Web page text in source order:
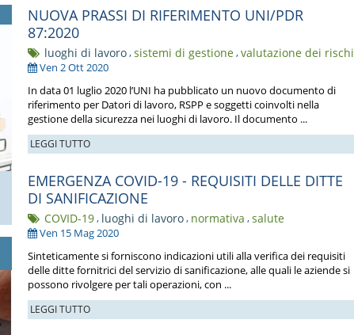
NUOVA PRASSI DI RIFERIMENTO UNI/PDR
87:2020
luoghi di lavoro,sistemi di gestione,valutazione dei rischi
Ven 2 Ott 2020
In data 01 luglio 2020 l’UNI ha pubblicato un nuovo documento di
riferimento per Datori di lavoro, RSPP e soggetti coinvolti nella
gestione della sicurezza nei luoghi di lavoro. Il documento ...
LEGGI TUTTO
EMERGENZA COVID-19 - REQUISITI DELLE DITTE
DI SANIFICAZIONE
COVID-19, luoghi di lavoro, normativa ,salute
Ven 15 Mag 2020
Sinteticamente si forniscono indicazioni utili alla verifica dei requisiti
delle ditte fornitrici del servizio di sanificazione, alle quali le aziende si
possono rivolgere per tali operazioni, con ...
LEGGI TUTTO